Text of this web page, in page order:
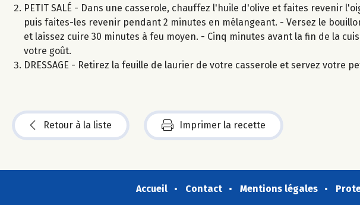
PETIT SALÉ - Dans une casserole, chauffez l'huile d'olive et faites revenir
puis faites-les revenir pendant 2 minutes en mélangeant. - Versez le
et laissez cuire 30 minutes à feu moyen. - Cinq minutes avant la fin de la
votre goût.
DRESSAGE - Retirez la feuille de laurier de votre casserole et servez votre
Retour à la liste Imprimer la recette
Accueil Contact Mentions légales